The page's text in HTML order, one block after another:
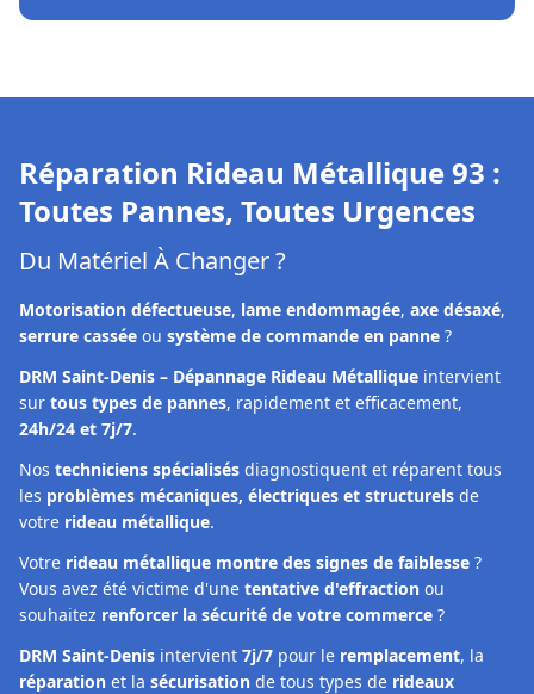
Réparation Rideau Métallique93 :
Toutes Pannes, Toutes Urgences
Du Matériel À Changer ?
Motorisation défectueuse, lame endommagée, axe désaxé,
serrure cassée ou système de commande en panne ?
DRM Saint-Denis – Dépannage Rideau Métallique intervient
sur tous types de pannes, rapidement et efficacement,
24h/24 et 7j/7.
Nos techniciens spécialisés diagnostiquent et réparent tous
les problèmes mécaniques, électriques et structurels de
votre rideau métallique.
Votre rideau métallique montre des signes de faiblesse ?
Vous avez été victime d'une tentative d'effraction ou
souhaitez renforcer la sécurité de votre commerce ?
DRM Saint-Denis intervient 7j/7 pour le remplacement, la
réparation et la sécurisation de tous types de rideaux